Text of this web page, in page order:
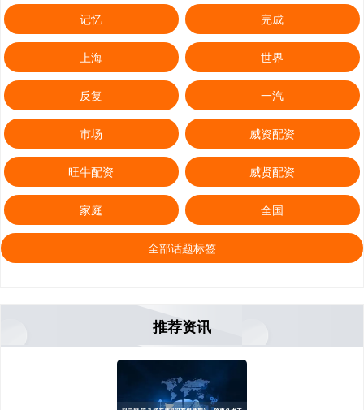
记忆 完成
上海 世界
反复 一汽
市场 威资配资
旺牛配资 威贤配资
家庭 全国
全部话题标签
推荐资讯